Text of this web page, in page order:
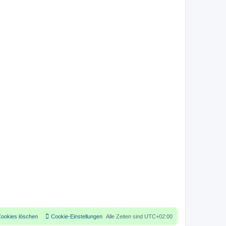
Alle Zeiten sind UTC+02:00
Cookie-Einstellungen
löschen